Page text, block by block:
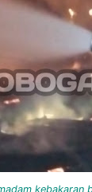
kebakaran